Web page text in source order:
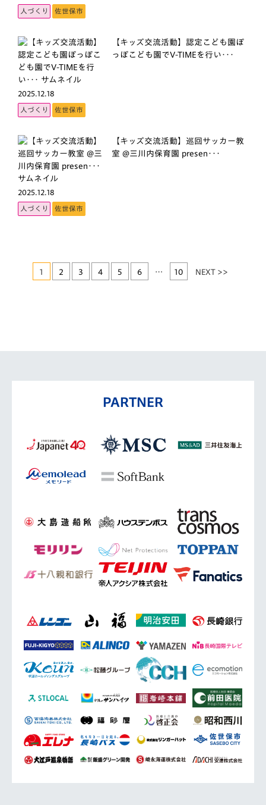
人づくり 佐世保市
2025.12.18
【キッズ交流活動】認定こども園ぽ
っぽこども園でV-TIMEを行い･･･
人づくり 佐世保市
2025.12.18
【キッズ交流活動】巡回サッカー教
室 @三川内保育園 presen･･･
人づくり 佐世保市
1 2 3 4 5 6 … 10 NEXT >>
PARTNER